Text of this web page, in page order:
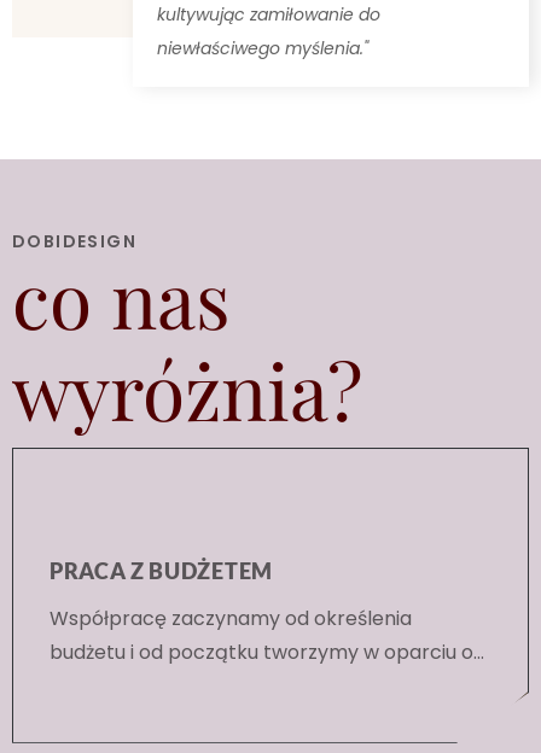
kultywując zamiłowanie do
niewłaściwego myślenia."
DOBIDESIGN
co nas
wyróżnia?
PRACA Z BUDŻETEM
Współpracę zaczynamy od określenia
budżetu i od początku tworzymy w oparciu o